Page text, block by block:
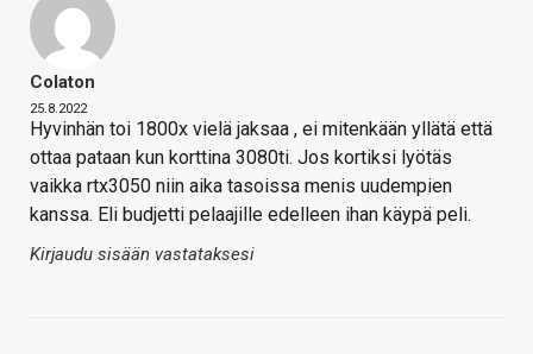
Colaton
25.8.2022
Hyvinhän toi 1800x vielä jaksaa , ei mitenkään yllätä että
ottaa pataan kun korttina 3080ti. Jos kortiksi lyötäs
vaikka rtx3050 niin aika tasoissa menis uudempien
kanssa. Eli budjetti pelaajille edelleen ihan käypä peli.
Kirjaudu sisään vastataksesi